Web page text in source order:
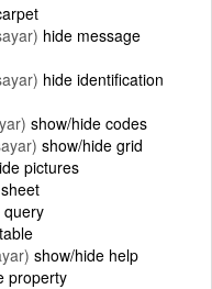
hide message
hide identification
show/hide codes
show/hide grid
pictures
query
show/hide help
property